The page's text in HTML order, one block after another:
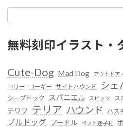
無料刻印イラスト・
Cute-Dog Mad Dog アウトドア
コリー
コーギー サイトハウンド シェ
シープドック スパニエル スピッツ ス
チワワ
テリア ハウンド ハス
ブルドッグ プードル ペット迷子札